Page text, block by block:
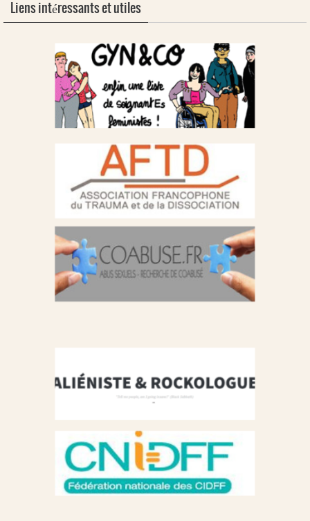
Liens intéressants et utiles